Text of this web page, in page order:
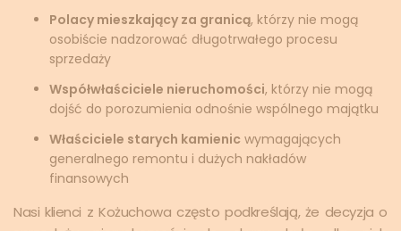
Polacy mieszkający za granicą, którzy nie mogą
osobiście nadzorować długotrwałego procesu
sprzedaży
Współwłaściciele nieruchomości, którzy nie mogą
dojść do porozumienia odnośnie wspólnego majątku
Właściciele starych kamienic wymagających
generalnego remontu i dużych nakładów
finansowych
Nasi klienci z Kożuchowa często podkreślają, że decyzja o